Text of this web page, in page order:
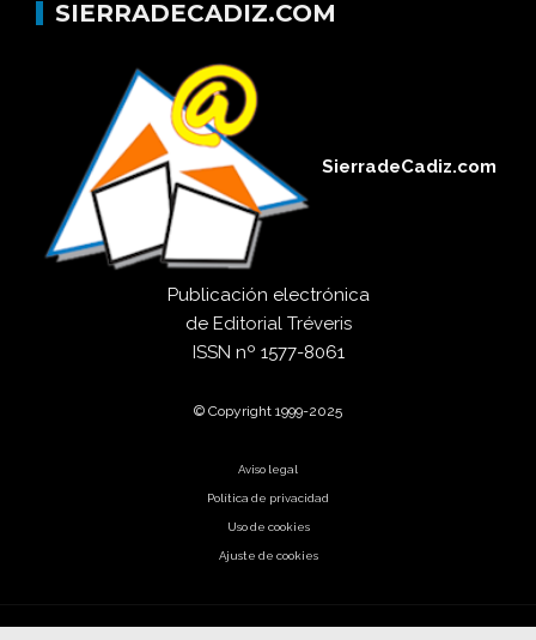
SIERRADECADIZ.COM
SierradeCadiz.com
Publicación electrónica
de Editorial Tréveris
ISSN nº 1577-8061
© Copyright 1999-2025
Aviso legal
Política de privacidad
Uso de cookies
Ajuste de cookies